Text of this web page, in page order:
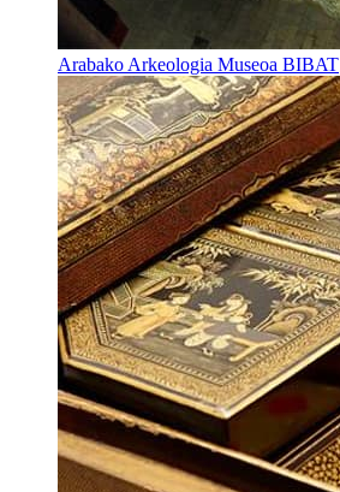
Arabako Arkeologia Museoa BIBAT